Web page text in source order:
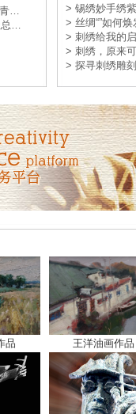
青…
总…
> 锡绣妙手绣
> 丝绸“”如何
> 刺绣给我的
> 刺绣，原来
> 探寻刺绣雕
品 王洋油画作品